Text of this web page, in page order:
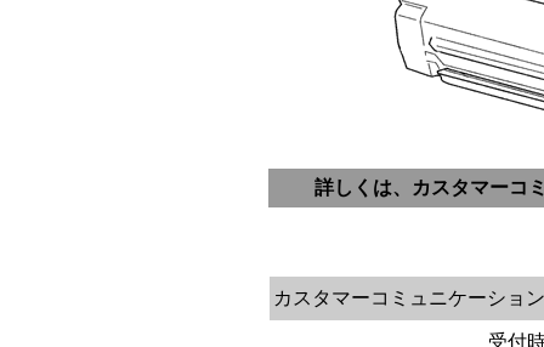
詳しくは、カスタマーコ
カスタマーコミュニケーショ
受付